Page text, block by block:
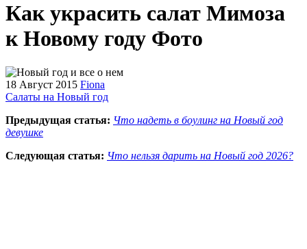
Как украсить салат Мимоза
к Новому году Фото
18 Август 2015 Fiona
Салаты на Новый год
Предыдущая статья: Что надеть в боулинг на Новый год
девушке
Следующая статья: Что нельзя дарить на Новый год 2026?